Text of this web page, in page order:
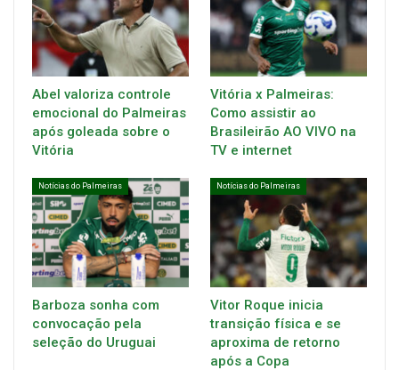
Abel valoriza controle
emocional do Palmeiras
após goleada sobre o
Vitória
Vitória x Palmeiras:
Como assistir ao
Brasileirão AO VIVO na
TV e internet
Notícias do Palmeiras
Barboza sonha com
convocação pela
seleção do Uruguai
Notícias do Palmeiras
Vitor Roque inicia
transição física e se
aproxima de retorno
após a Copa